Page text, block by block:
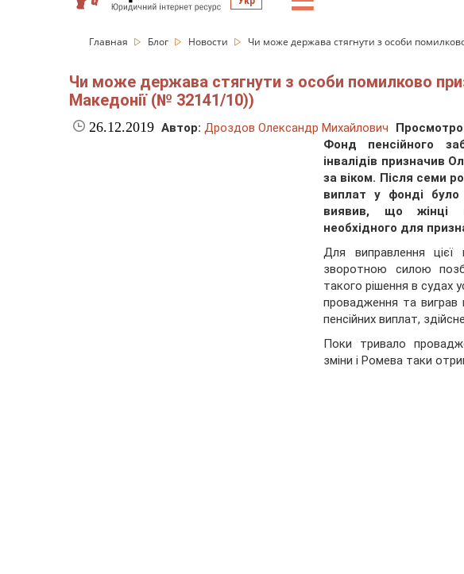
Главная Блог Новости Чи може держава стягнути з особи
Чи може держава стягнути з особи помилково
Македонії (№ 32141/10))
26.12.2019 Автор: Дроздов Олександр Михайлович
Фонд пенсійного
інвалідів призначив
за віком. Після семи
виплат у фонді було
виявив, що жінці
необхідного для
Для виправлення
зворотною силою
такого рішення в судах
провадження та виграв
пенсійних виплат,
Поки тривало
зміни і Ромева таки